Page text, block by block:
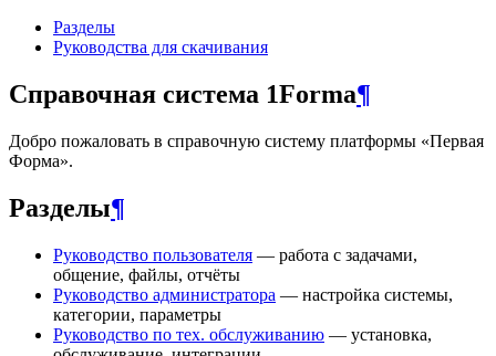
Разделы
Руководства для скачивания
Справочная система 1Forma¶
Добро пожаловать в справочную систему платформы «Первая
Форма».
Разделы¶
Руководство пользователя — работа с задачами,
общение, файлы, отчёты
Руководство администратора — настройка системы,
категории, параметры
Руководство по тех. обслуживанию — установка,